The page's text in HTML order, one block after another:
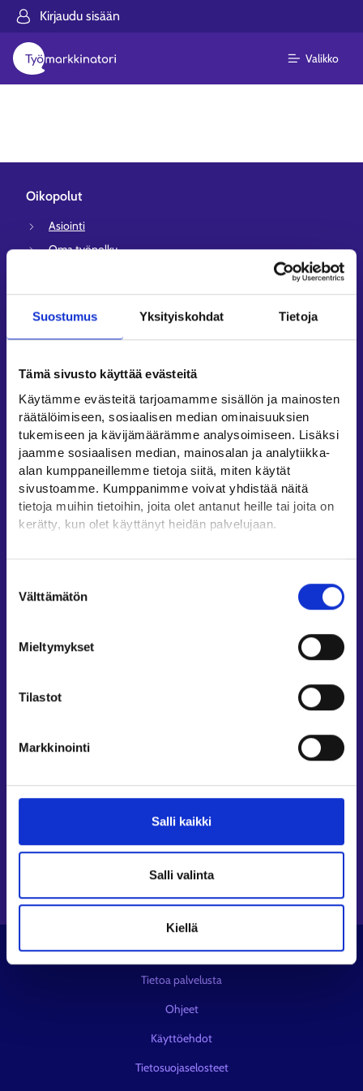
Suostumus Yksityiskohdat Tietoja
Tämä sivusto käyttää evästeitä
Käytämme evästeitä tarjoamamme sisällön ja mainosten
räätälöimiseen, sosiaalisen median ominaisuuksien
tukemiseen ja kävijämäärämme analysoimiseen. Lisäksi
jaamme sosiaalisen median, mainosalan ja analytiikka-
alan kumppaneillemme tietoja siitä, miten käytät
sivustoamme. Kumppanimme voivat yhdistää näitä
tietoja muihin tietoihin, joita olet antanut heille tai joita on
kerätty, kun olet käyttänyt heidän palvelujaan.
Löydät tietoa evästeiden käyttötarkoituksista
Lue tarkemmin
valinta
Välttämätön
Mieltymykset
Tilastot
Markkinointi
Salli kaikki
Salli valinta
Kiellä
Kirjaudu sisään
Valikko
Oikopolut
Asiointi
Oma työpolku
Avoimet työpaikat
Tietoa muilla kielillä
Työllisyysalueiden yhteystiedot
Sähköisen asioinnin tuki
Työttömyysturvaneuvonta
Yritys- ja työnantaja-asiakkaan neuvontapalvelut
Asiointi- ja Oma työpolku -osioiden ohjeet
Tuki ja palaute
Työ- ja elinkeinoministeriö⁠
Osaamispolku⁠
Seuraa meitä
LinkedIn⁠
Youtube⁠
© KEHA-keskus
Tietoa palvelusta
Ohjeet
Käyttöehdot
Tietosuojaselosteet